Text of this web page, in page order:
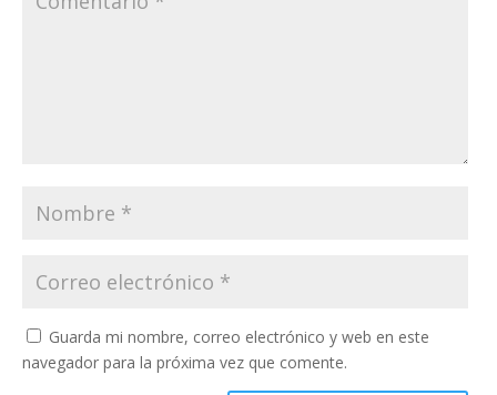
Guarda mi nombre, correo electrónico y web en este
navegador para la próxima vez que comente.